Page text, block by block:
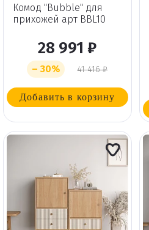
Комод "Bubble" для
прихожей арт BBL10
28 991 ₽
– 30% 41 416 ₽
Добавить в корзину